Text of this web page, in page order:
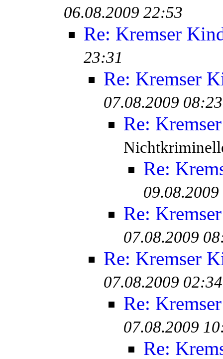
06.08.2009 22:53
Re: Kremser
23:31
Re: Kremser
07.08.2009 08:23
Re:
Re:
Re:
07.08.2009
Re: Kremser
07.08.2009 02:34
Re:
07.08.2009
Re: